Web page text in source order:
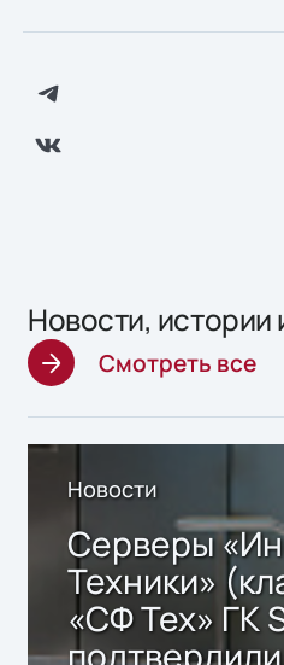
Новости, истории
Смотреть все
Новости
Серверы
Техники»
«СФ Тех» ГК
подтвердили